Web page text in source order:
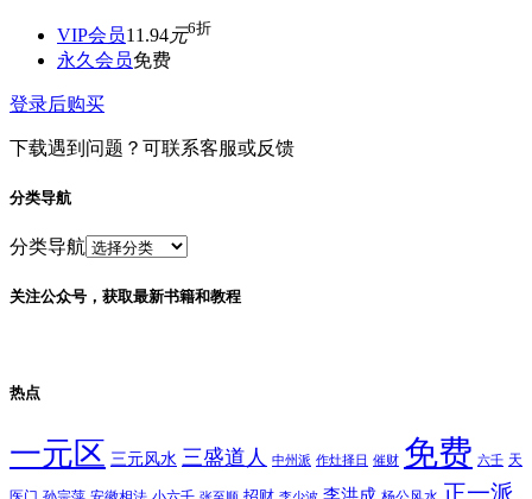
VIP会员11.94元6折
永久会员免费
登录后购买
下载遇到问题？可联系客服或反馈
分类导航
分类导航
关注公众号，获取最新书籍和教程
热点
一元区 三元风水 三盛道人 中州派 作灶择日 催财 免费 六壬 天
李洪成 正一派